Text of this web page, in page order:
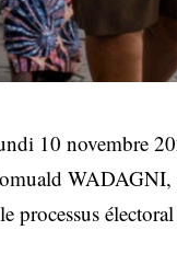
10 novembre
WADAGNI,
processus